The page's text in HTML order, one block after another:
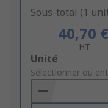
Sous-total (1
40,70 €
HT
Add
to
Basket
Unité
Sélectionner ou